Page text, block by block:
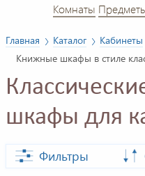
Комнаты
Главная Каталог Кабинеты
Книжные шкафы в стиле
шкафы для
Фильтры